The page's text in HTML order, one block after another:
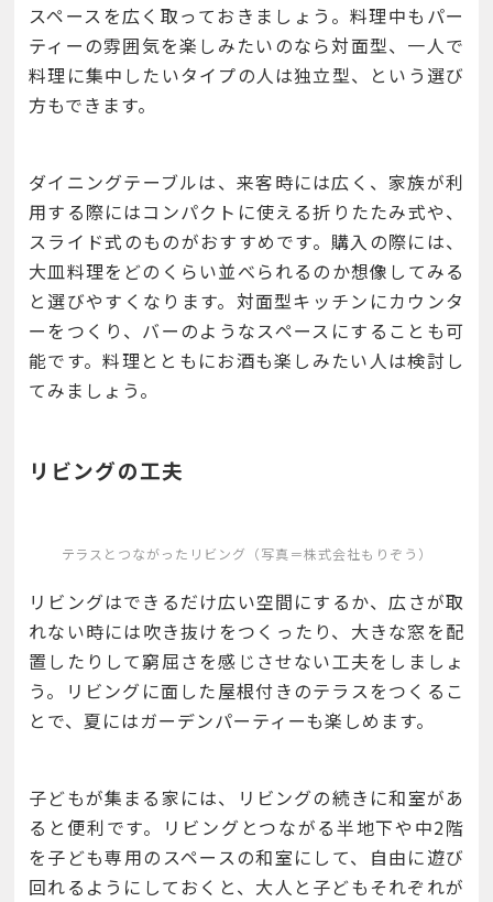
スペースを広く取っておきましょう。料理中もパー
ティーの雰囲気を楽しみたいのなら対面型、一人で
料理に集中したいタイプの人は独立型、という選び
方もできます。
ダイニングテーブルは、来客時には広く、家族が利
用する際にはコンパクトに使える折りたたみ式や、
スライド式のものがおすすめです。購入の際には、
大皿料理をどのくらい並べられるのか想像してみる
と選びやすくなります。対面型キッチンにカウンタ
ーをつくり、バーのようなスペースにすることも可
能です。料理とともにお酒も楽しみたい人は検討し
てみましょう。
リビングの工夫
テラスとつながったリビング（写真＝株式会社もりぞう）
リビングはできるだけ広い空間にするか、広さが取
れない時には吹き抜けをつくったり、大きな窓を配
置したりして窮屈さを感じさせない工夫をしましょ
う。リビングに面した屋根付きのテラスをつくるこ
とで、夏にはガーデンパーティーも楽しめます。
子どもが集まる家には、リビングの続きに和室があ
ると便利です。リビングとつながる半地下や中2階
を子ども専用のスペースの和室にして、自由に遊び
回れるようにしておくと、大人と子どもそれぞれが